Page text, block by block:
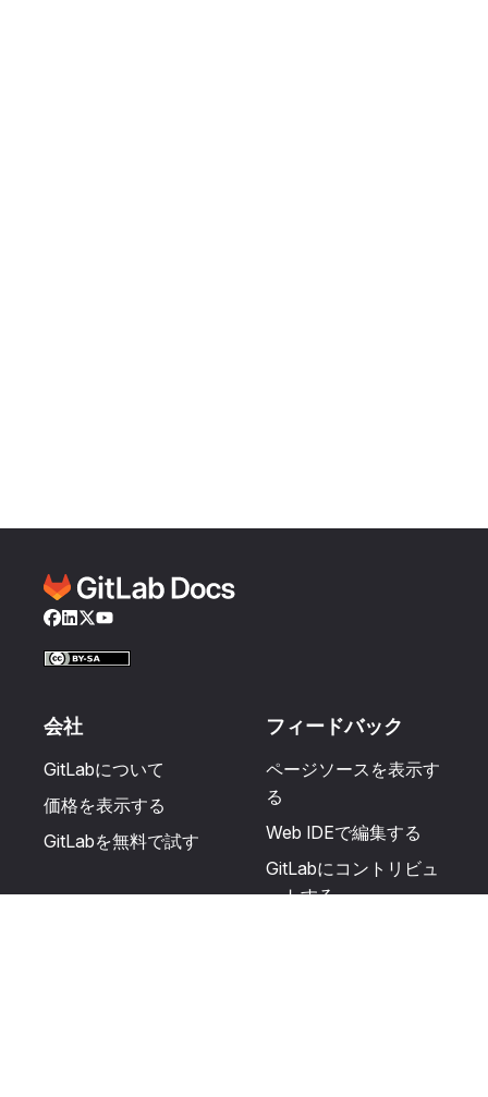
Facebook
LinkedIn
Twitter
YouTube
会社
GitLabについて
価格を表示する
GitLabを無料で試す
フィードバック
ページソースを表示す
る
Web IDEで編集する
GitLabにコントリビュ
ートする